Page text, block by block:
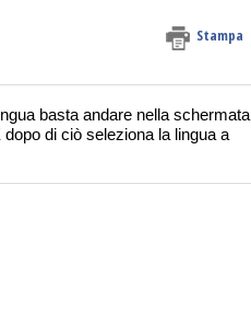
Stampa
basta andare nella schermata
di ciò seleziona la lingua a